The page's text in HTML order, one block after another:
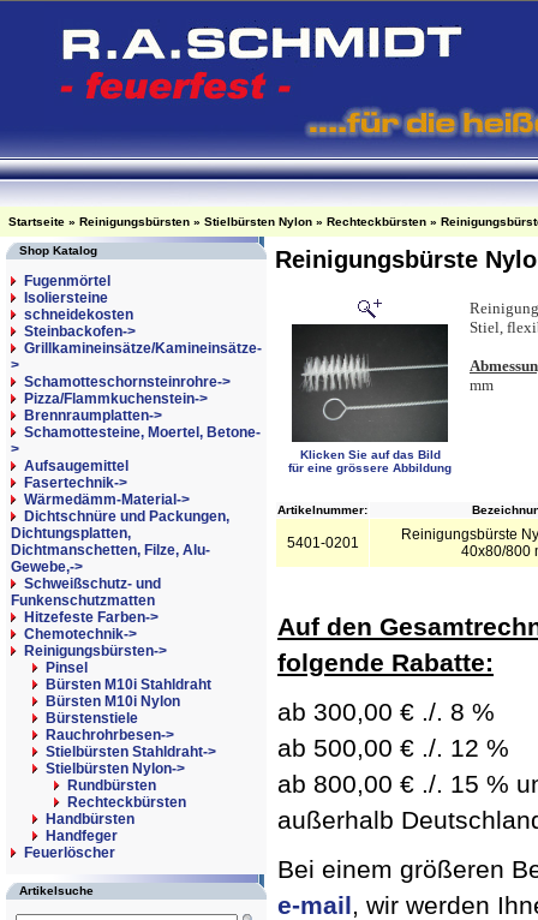
Startseite » Reinigungsbürsten » Stielbürsten Nylon » Rechteckbürsten »
Shop Katalog
Fugenmörtel
Isoliersteine
schneidekosten
Steinbackofen->
Grillkamineinsätze/Kamineinsätze-
>
Schamotteschornsteinrohre->
Pizza/Flammkuchenstein->
Brennraumplatten->
Schamottesteine, Moertel, Betone-
>
Aufsaugemittel
Fasertechnik->
Wärmedämm-Material->
Dichtschnüre und Packungen,
Dichtungsplatten,
Dichtmanschetten, Filze, Alu-
Gewebe,->
Schweißschutz- und
Funkenschutzmatten
Hitzefeste Farben->
Chemotechnik->
Reinigungsbürsten->
Pinsel
Bürsten M10i Stahldraht
Bürsten M10i Nylon
Bürstenstiele
Rauchrohrbesen->
Stielbürsten Stahldraht->
Stielbürsten Nylon->
Rundbürsten
Rechteckbürsten
Handbürsten
Handfeger
Feuerlöscher
Artikelsuche
Reinigungsbürste
Klicken Sie auf das Bild
für eine grössere Abbildung
Stiel,
mm
Artikelnummer:
5401-0201
Reinigungsbürste
40x80/800
Auf den
folgende Rabatte:
ab 300,00 € ./. 8 %
ab 500,00 € ./. 12 %
ab 800,00 € ./. 15 %
außerhalb
Bei einem größeren
e-mail, wir werden